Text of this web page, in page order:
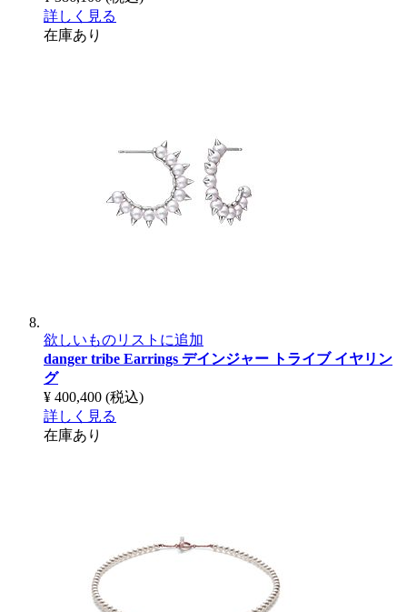
詳しく見る
在庫あり
欲しいものリストに追加
danger tribe Earrings デインジャー トライブ イヤリン
グ
¥ 400,400 (税込)
詳しく見る
在庫あり